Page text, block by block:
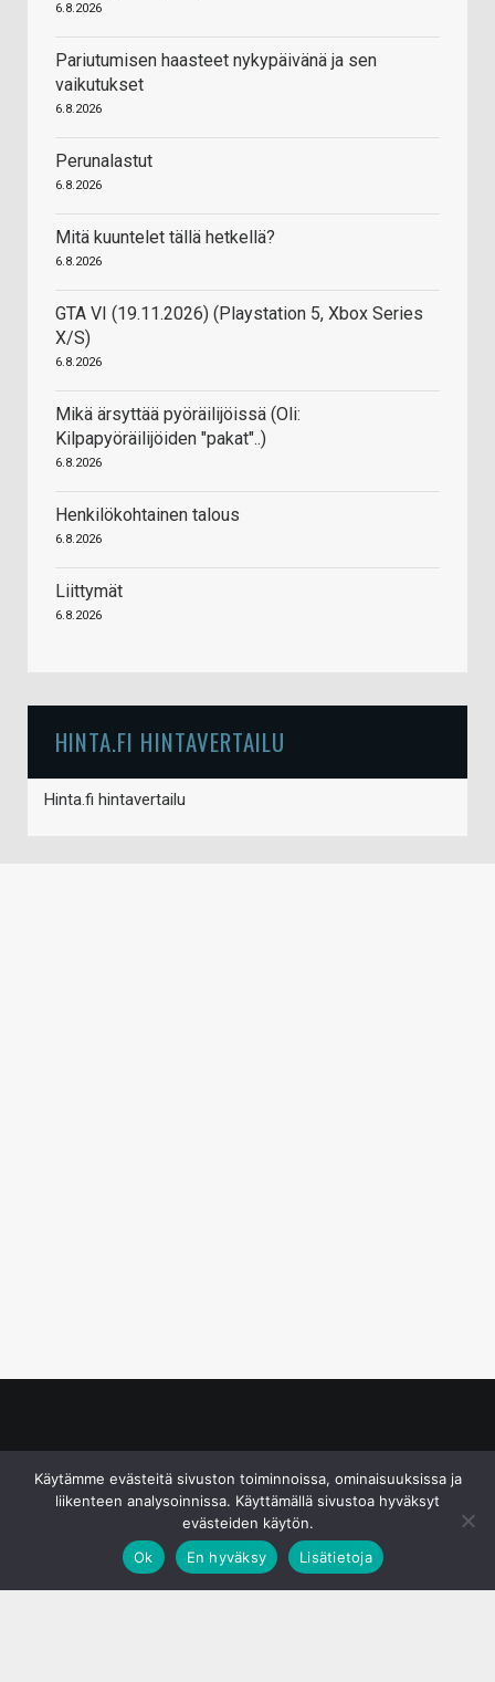
6.8.2026
Pariutumisen haasteet nykypäivänä ja sen
vaikutukset
6.8.2026
Perunalastut
6.8.2026
Mitä kuuntelet tällä hetkellä?
6.8.2026
GTA VI (19.11.2026) (Playstation 5, Xbox Series
X/S)
6.8.2026
Mikä ärsyttää pyöräilijöissä (Oli:
Kilpapyöräilijöiden "pakat"..)
6.8.2026
Henkilökohtainen talous
6.8.2026
Liittymät
6.8.2026
HINTA.FI HINTAVERTAILU
Hinta.fi hintavertailu
Käytämme evästeitä sivuston toiminnoissa, ominaisuuksissa ja
liikenteen analysoinnissa. Käyttämällä sivustoa hyväksyt
evästeiden käytön.
Ok
En hyväksy Lisätietoja